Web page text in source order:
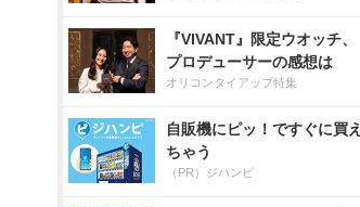
『VIVANT』限定ウオッチ、
プロデューサーの感想は
オリコンタイアップ特集
自販機にピッ！ですぐに買え
ちゃう
（PR）ジハンピ